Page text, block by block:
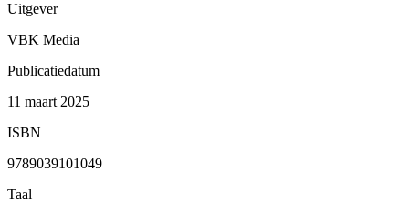
Uitgever
VBK Media
Publicatiedatum
11 maart 2025
ISBN
9789039101049
Taal